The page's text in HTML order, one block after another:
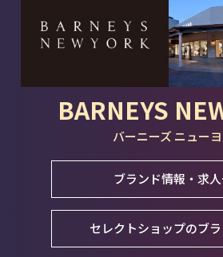
BARNEYS
バーニーズ ニュー
ブランド情報・求
セレクトショップのブ